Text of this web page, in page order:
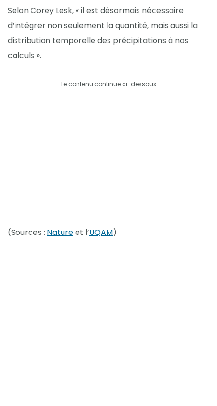
Selon Corey Lesk, « il est désormais nécessaire
d’intégrer non seulement la quantité, mais aussi la
distribution temporelle des précipitations à nos
calculs ».
Le contenu continue ci-dessous
(Sources : Natureet l’UQAM)